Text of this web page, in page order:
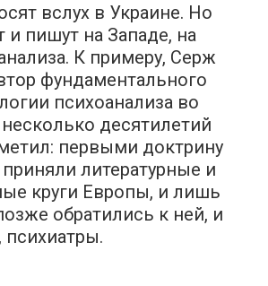
вслух в Украине. Но
и пишут на Западе, на
К примеру, Серж
фундаментального
психоанализа во
десятилетий
первыми доктрину
литературные и
круги Европы, и лишь
обратились к ней, и
психиатры.